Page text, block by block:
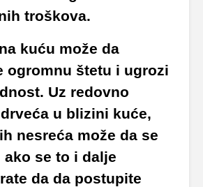
troškova.
kuću može da
ogromnu štetu i ugrozi
Uz redovno
u blizini kuće,
nesreća može da se
ako se to i dalje
da da postupite